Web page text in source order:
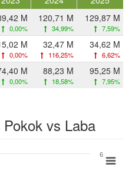
M
0,00%
120,71 M
34,99%
129,87 M
7,59%
M
0,00%
32,47 M
116,25%
34,62 M
6,62%
M
0,00%
88,23 M
18,58%
95,25 M
7,95%
vs Laba
6